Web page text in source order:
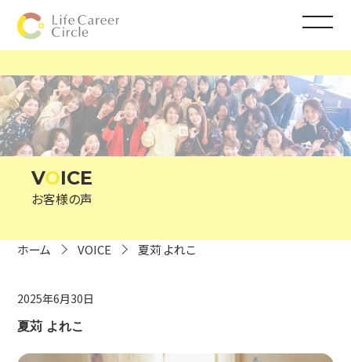
VOICE
お客様の声
ホーム VOICE 夏苅 よれこ
2025年6月30日
夏苅 よれこ